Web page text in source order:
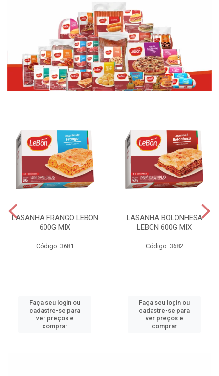
LASANHA FRANGO LEBON
600G MIX
Código: 3681
Faça seu login ou
cadastre-se para
ver preços e
comprar
LASANHA BOLONHESA
LEBON 600G MIX
Código: 3682
Faça seu login ou
cadastre-se para
ver preços e
comprar